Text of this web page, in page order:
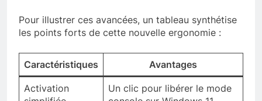
Pour illustrer ces avancées, un tableau synthétise
les points forts de cette nouvelle ergonomie :
Caractéristiques Avantages
Activation
Un clic pour libérer le mode